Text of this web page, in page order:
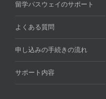
留学パスウェイのサポート
よくある質問
申し込みの手続きの流れ
サポート内容